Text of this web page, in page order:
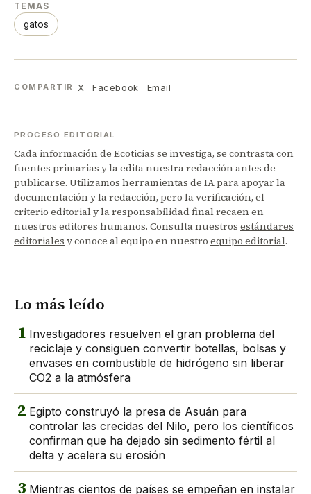
TEMAS
gatos
COMPARTIR X Facebook Email
PROCESO EDITORIAL
Cada información de Ecoticias se investiga, se contrasta con
fuentes primarias y la edita nuestra redacción antes de
publicarse. Utilizamos herramientas de IA para apoyar la
documentación y la redacción, pero la verificación, el
criterio editorial y la responsabilidad final recaen en
nuestros editores humanos. Consulta nuestros estándares
editoriales y conoce al equipo en nuestro equipo editorial.
Lo más leído
1 Investigadores resuelven el gran problema del
reciclaje y consiguen convertir botellas, bolsas y
envases en combustible de hidrógeno sin liberar
CO2 a la atmósfera
2 Egipto construyó la presa de Asuán para
controlar las crecidas del Nilo, pero los científicos
confirman que ha dejado sin sedimento fértil al
delta y acelera su erosión
3 Mientras cientos de países se empeñan en instalar